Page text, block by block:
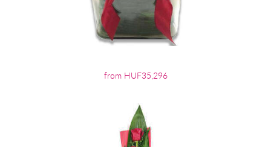
from HUF35,296